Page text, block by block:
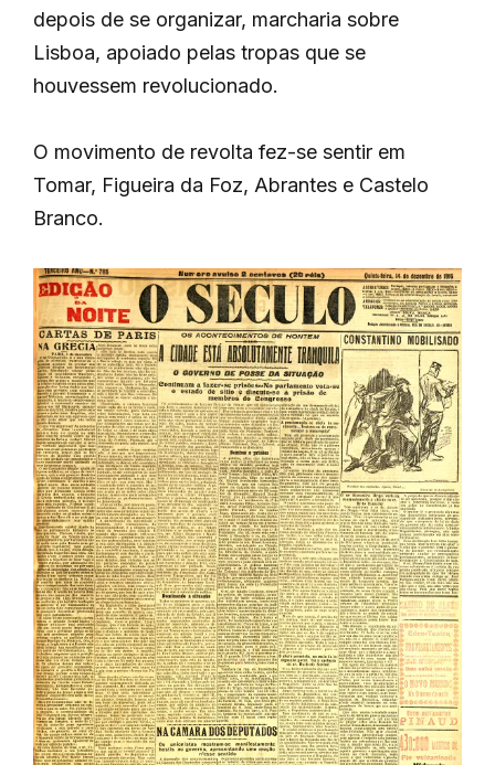
depois de se organizar, marcharia sobre
Lisboa, apoiado pelas tropas que se
houvessem revolucionado.
O movimento de revolta fez-se sentir em
Tomar, Figueira da Foz, Abrantes e Castelo
Branco.